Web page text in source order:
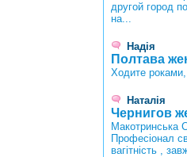
другой город
на...
Надія
Полтава
Ходите роками,
Наталія
Чернигов
Макотринська
Професіонал
вагітність ,